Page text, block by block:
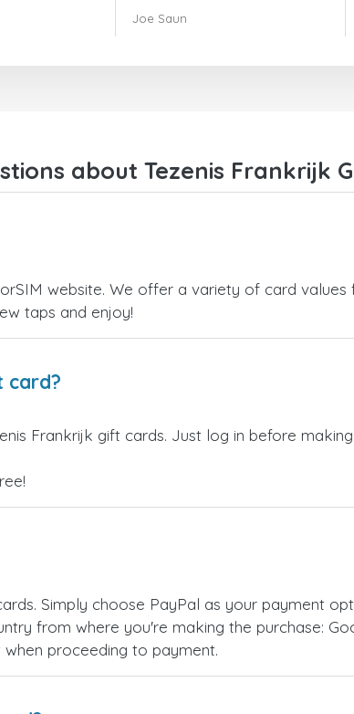
uitstekende
opgelost
Joe Saun
about Tezenis Frankrijk
website. We offer a variety of card
taps and enjoy!
card?
Frankrijk gift cards. Just log in before
Simply choose PayPal as your payment
from where you're making the purchase:
proceeding to payment.